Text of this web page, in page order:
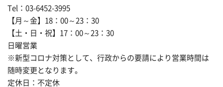
Tel：03-6452-3995
【月～金】18：00～23：30
【土・日・祝】17：00～23：30
日曜営業
※新型コロナ対策として、行政からの要請により営業時間は
随時変更となります。
定休日：不定休